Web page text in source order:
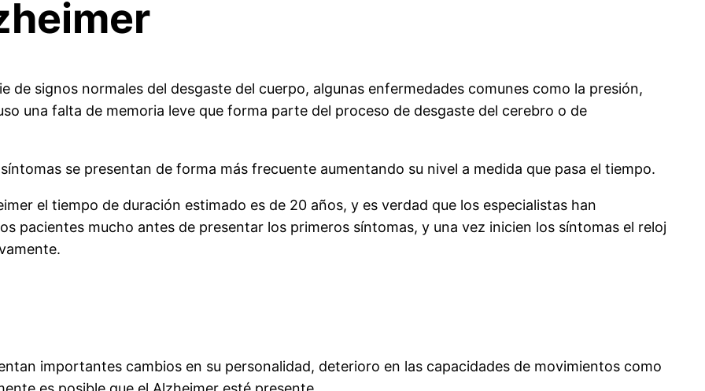
de signos normales del desgaste del cuerpo, algunas enfermedades comunes como la presión,
una falta de memoria leve que forma parte del proceso de desgaste del cerebro o de
se presentan de forma más frecuente aumentando su nivel a medida que pasa el tiempo.
el tiempo de duración estimado es de 20 años, y es verdad que los especialistas han
pacientes mucho antes de presentar los primeros síntomas, y una vez inicien los síntomas el reloj
importantes cambios en su personalidad, deterioro en las capacidades de movimientos como